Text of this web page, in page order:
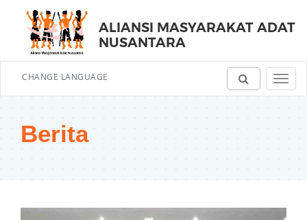
ALIANSI MASYARAKAT ADAT
NUSANTARA
CHANGE LANGUAGE
Berita